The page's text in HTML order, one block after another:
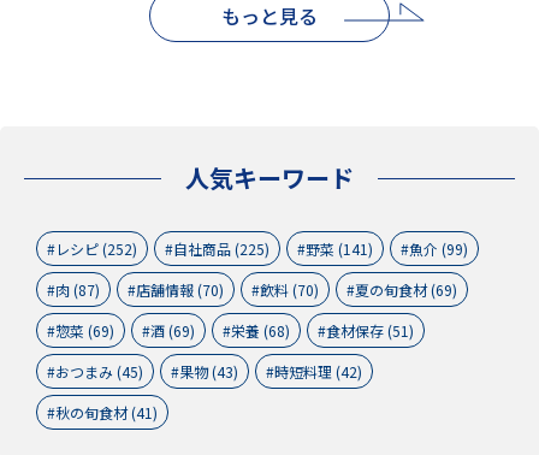
もっと見る
人気キーワード
レシピ (252) 自社商品 (225) 野菜 (141)
魚介 (99)
肉 (87)
店舗情報 (70) 飲料 (70)
夏の旬食材 (69)
惣菜 (69)
酒 (69) 栄養 (68)
食材保存 (51)
おつまみ (45)
果物 (43)
時短料理 (42)
秋の旬食材 (41)